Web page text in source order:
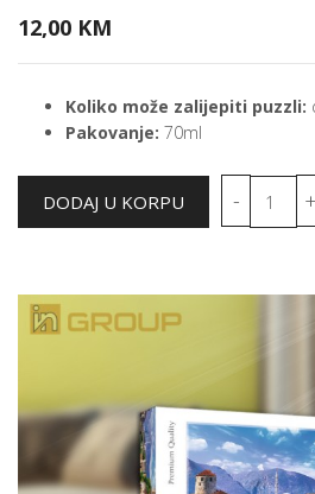
12,00 KM
Koliko može zalijepiti puzzli:
Pakovanje: 70ml